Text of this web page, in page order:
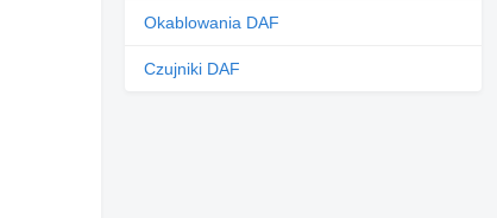
Okablowania DAF
Czujniki DAF